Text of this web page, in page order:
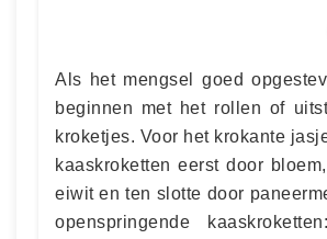
Als het mengsel goed
beginnen met het rollen of
kroketjes. Voor het krokante
kaaskroketten eerst door
eiwit en ten slotte door
openspringende